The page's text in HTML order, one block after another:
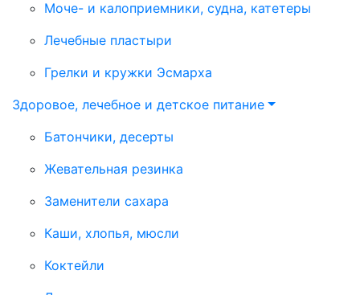
Моче- и калоприемники, судна, катетеры
Лечебные пластыри
Грелки и кружки Эсмарха
Здоровое, лечебное и детское питание
Батончики, десерты
Жевательная резинка
Заменители сахара
Каши, хлопья, мюсли
Коктейли